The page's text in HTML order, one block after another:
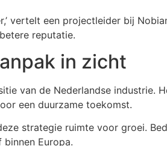
vertelt een projectleider bij
reputatie.
in zicht
van de Nederlandse industrie.
een duurzame toekomst.
strategie ruimte voor groei.
Europa.